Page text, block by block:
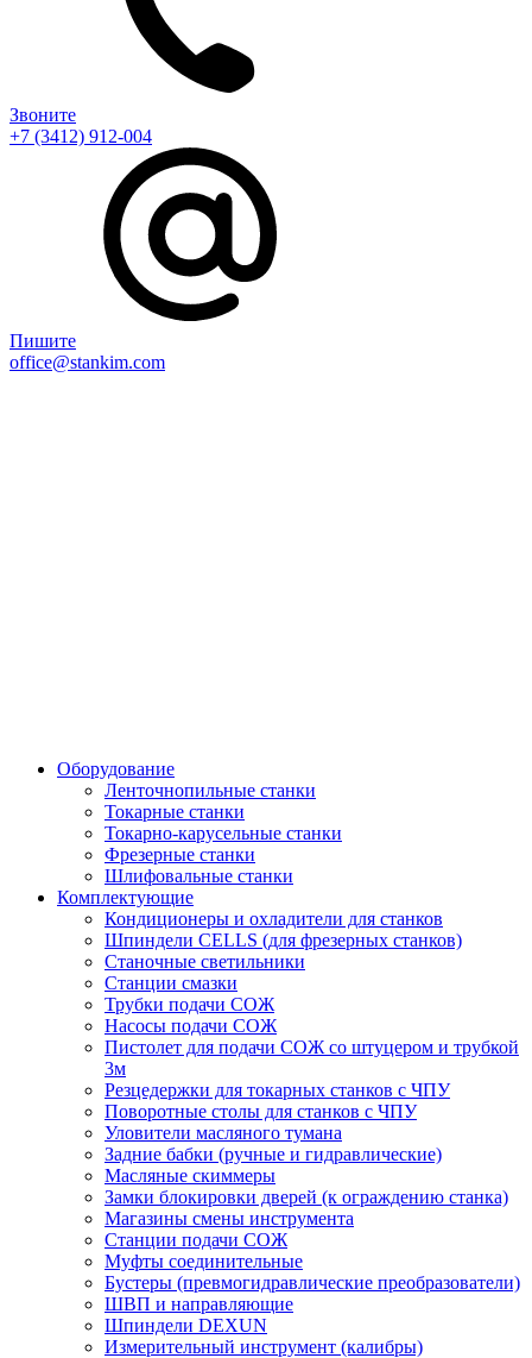
Звоните
+7 (3412) 912-004
Пишите
office@stankim.com
Оборудование
Ленточнопильные станки
Токарные станки
Токарно-карусельные станки
Фрезерные станки
Шлифовальные станки
Комплектующие
Кондиционеры и охладители для станков
Шпиндели CELLS (для фрезерных станков)
Станочные светильники
Станции смазки
Трубки подачи СОЖ
Насосы подачи СОЖ
Пистолет для подачи СОЖ со штуцером и трубкой
3м
Резцедержки для токарных станков с ЧПУ
Поворотные столы для станков с ЧПУ
Уловители масляного тумана
Задние бабки (ручные и гидравлические)
Масляные скиммеры
Замки блокировки дверей (к ограждению станка)
Магазины смены инструмента
Станции подачи СОЖ
Муфты соединительные
Бустеры (превмогидравлические преобразователи)
ШВП и направляющие
Шпиндели DEXUN
Измерительный инструмент (калибры)